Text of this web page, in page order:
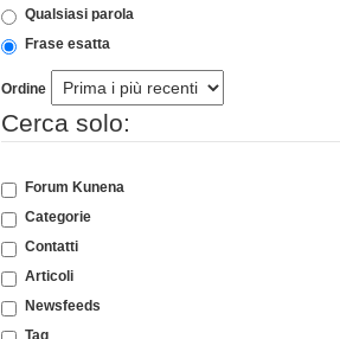
Qualsiasi parola
Frase esatta
Ordine
Cerca solo:
Forum Kunena
Categorie
Contatti
Articoli
Newsfeeds
Tag